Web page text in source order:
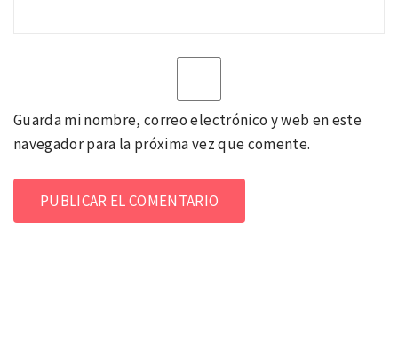
Guarda mi nombre, correo electrónico y web en este
navegador para la próxima vez que comente.